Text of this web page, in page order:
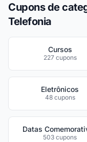
Cupons de
Telefonia
Cursos
227 cupons
Eletrônicos
48 cupons
Datas
503 cupons